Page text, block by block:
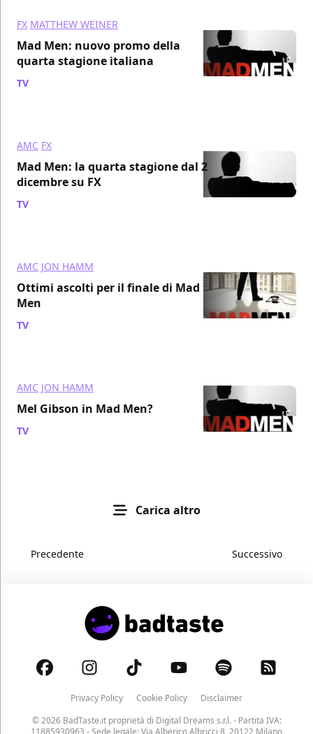
FX MATTHEW WEINER
Mad Men: nuovo promo della
quarta stagione italiana
TV
AMC FX
Mad Men: la quarta stagione dal 2
dicembre su FX
TV
AMC JON HAMM
Ottimi ascolti per il finale di Mad
Men
TV
AMC JON HAMM
Mel Gibson in Mad Men?
TV
Carica altro
Precedente Successivo
Privacy Policy Cookie Policy
Disclaimer
© 2026 BadTaste.it proprietà di Digital Dreams s.r.l.- Partita IVA:
11885930963 - Sede legale: Via Alberico Albricci 8, 20122 Milano